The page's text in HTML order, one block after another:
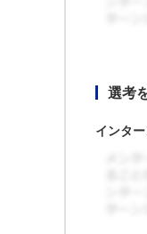
選考
インタ